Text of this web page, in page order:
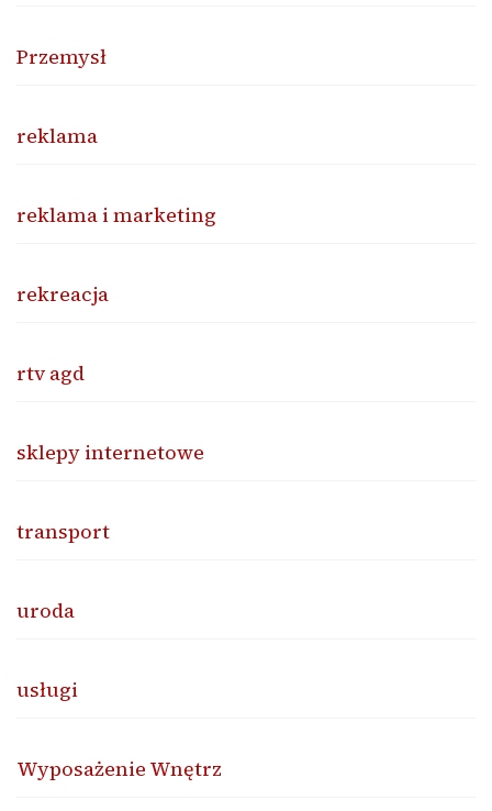
Przemysł
reklama
reklama i marketing
rekreacja
rtv agd
sklepy internetowe
transport
uroda
usługi
Wyposażenie Wnętrz